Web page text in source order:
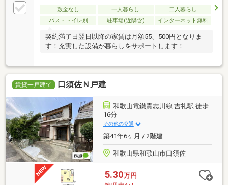
敷金なし 一人暮らし
二人暮らし
バス・トイレ別
駐車場(近隣含) インターネット無料
契約満了日翌日以降の家賃は月額55、500円となりま
す！充実した設備が暮らしをサポートします！
賃貸一戸建て 口須佐Ｎ戸建
和歌山電鐵貴志川線 吉礼駅 徒歩
16分
その他の交通
築41年6ヶ月 / 2階建
和歌山県和歌山市口須佐
5.30万円